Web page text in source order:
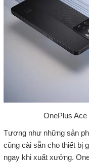
OnePlus
Tương như những sản
cũng cài sẵn cho thiết bị
ngay khi xuất xưởng.